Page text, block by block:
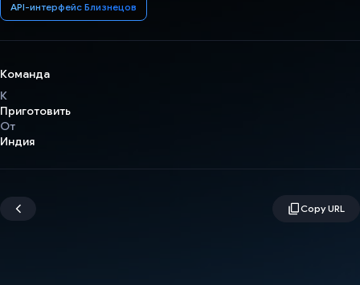
API-интерфейс Близнецов
Команда
К
Приготовить
От
Индия